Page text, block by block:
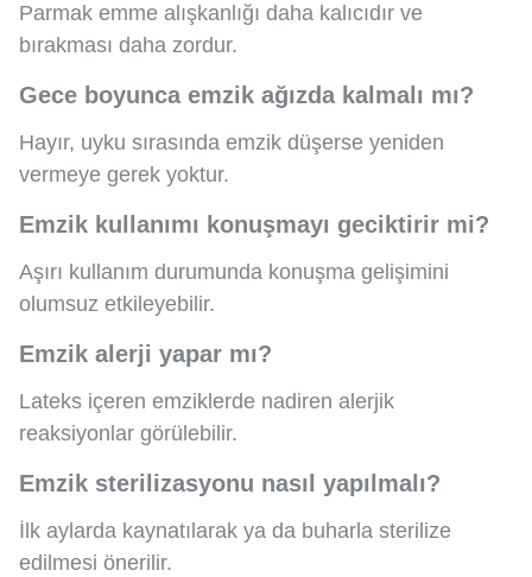
Parmak emme alışkanlığı daha kalıcıdır ve
bırakması daha zordur.
Gece boyunca emzik ağızda kalmalı mı?
Hayır, uyku sırasında emzik düşerse yeniden
vermeye gerek yoktur.
Emzik kullanımı konuşmayı geciktirir mi?
Aşırı kullanım durumunda konuşma gelişimini
olumsuz etkileyebilir.
Emzik alerji yapar mı?
Lateks içeren emziklerde nadiren alerjik
reaksiyonlar görülebilir.
Emzik sterilizasyonu nasıl yapılmalı?
İlk aylarda kaynatılarak ya da buharla sterilize
edilmesi önerilir.